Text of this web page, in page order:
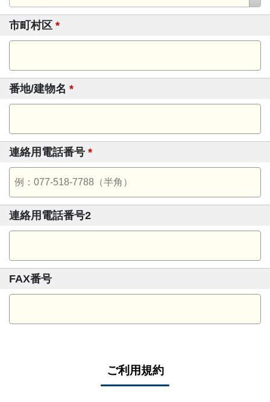
市町村区 *
番地/建物名 *
連絡用電話番号 *
連絡用電話番号2
FAX番号
ご利用規約